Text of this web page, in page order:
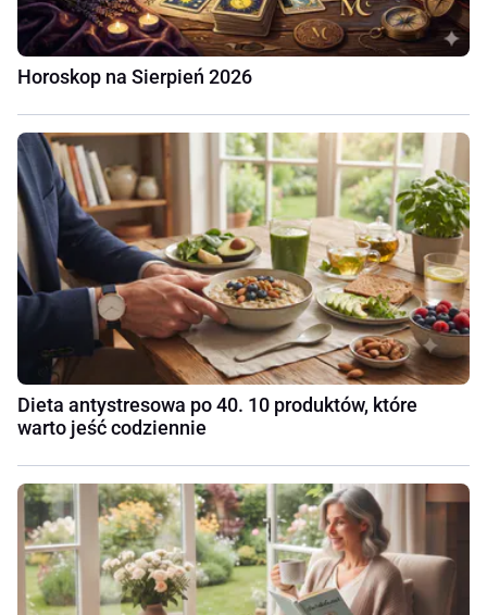
Horoskop na Sierpień 2026
Dieta antystresowa po 40. 10 produktów, które
warto jeść codziennie